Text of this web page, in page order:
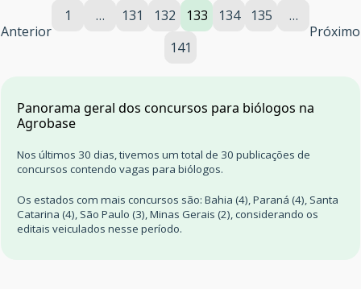
Anterior
1 … 131 132 133 134 135
…
141
Próximo
Panorama geral dos concursos para biólogos na
Agrobase
Nos últimos 30 dias, tivemos um total de 30 publicações de
concursos contendo vagas para biólogos.
Os estados com mais concursos são: Bahia (4), Paraná (4), Santa
Catarina (4), São Paulo (3), Minas Gerais (2), considerando os
editais veiculados nesse período.